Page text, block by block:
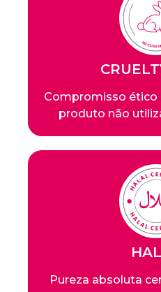
Compromisso ético
produto não
Pureza absoluta